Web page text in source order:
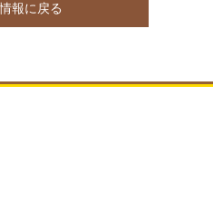
報に戻る